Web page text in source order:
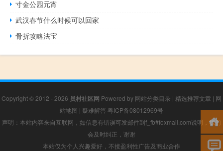
寸金公园元宵
武汉春节什么时候可以回家
骨折攻略法宝
Copyright © 2012 - 2026 员村社区网 Powered by 网站分类目录 | 精选推荐文章 | 网
站地图 | 疑难解答 粤ICP备08012969号
声明：本站内容来自互联网，如信息有错误可发邮件到f_fb#foxmail.com说明，我们
会及时纠正，谢谢
本站仅为个人兴趣爱好，不接盈利性广告及商业合作